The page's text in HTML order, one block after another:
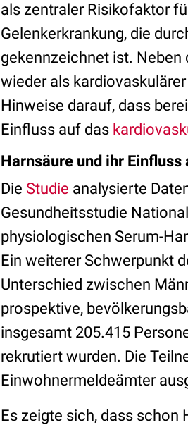
als zentraler Risikofaktor
Gelenkerkrankung, die
gekennzeichnet ist. Neben
wieder als
Hinweise darauf, dass
Einfluss auf das
Harnsäure und ihr Einfluss
Die Studie analysierte
Gesundheitsstudie
physiologischen Serum-
Ein weiterer Schwerpunkt
Unterschied zwischen
prospektive,
insgesamt 205.415
rekrutiert wurden. Die
Einwohnermeldeämter
Es zeigte sich, dass